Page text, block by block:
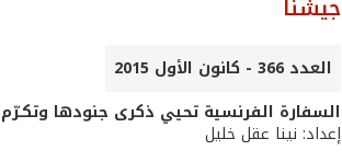
جيشنا
العدد 366 - كانون الأول 2015
السفارة الفرنسية تحيي ذكرى جنودها وتكـرّم
إعداد: نينا عقل خليل